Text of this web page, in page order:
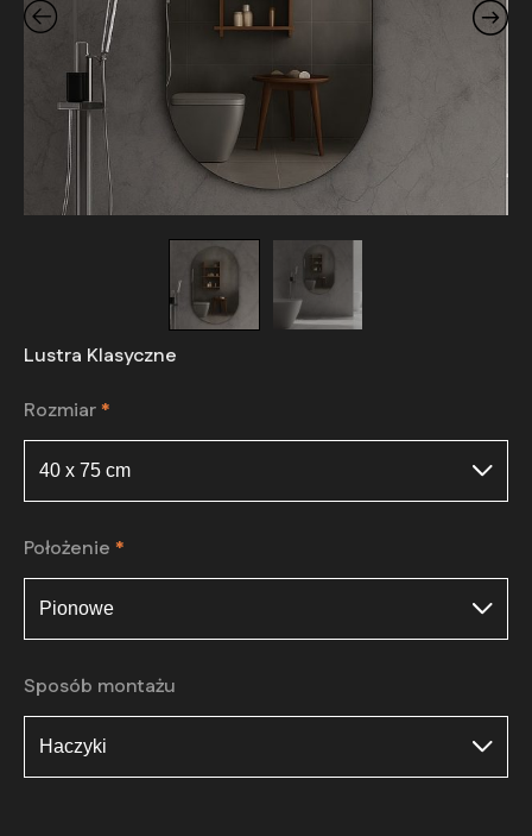
Lustra Klasyczne
Rozmiar *
Położenie *
Sposób montażu